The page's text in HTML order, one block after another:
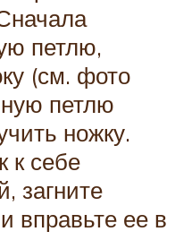
петлю,
(см. фото
петлю
ножку.
к себе
загните
вправьте ее в